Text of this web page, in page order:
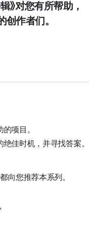
》对您有所帮助，
作者们。
项目。
绝佳时机，并寻找答案
向您推荐本系列。